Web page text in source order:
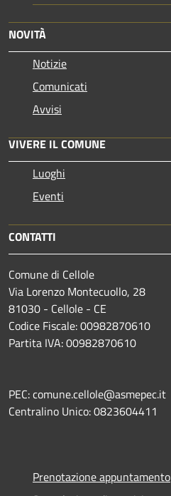
NOVITÀ
Notizie
Comunicati
Avvisi
VIVERE IL COMUNE
Luoghi
Eventi
CONTATTI
Comune di Cellole
Via Lorenzo Montecuollo, 28
81030 - Cellole - CE
Codice Fiscale: 00982870610
Partita IVA: 00982870610
PEC: comune.cellole@asmepec.it
Centralino Unico: 0823604411
Prenotazione appuntamento